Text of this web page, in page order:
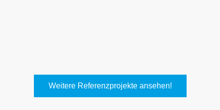
Weitere Referenzprojekte ansehen!